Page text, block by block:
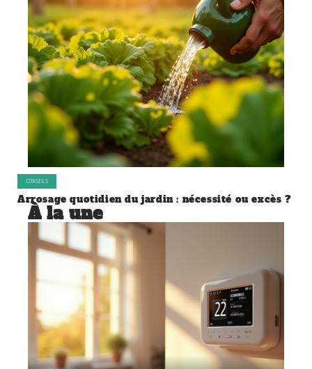
CONSEILS
Arrosage quotidien du jardin : nécessité ou excès ?
À la une